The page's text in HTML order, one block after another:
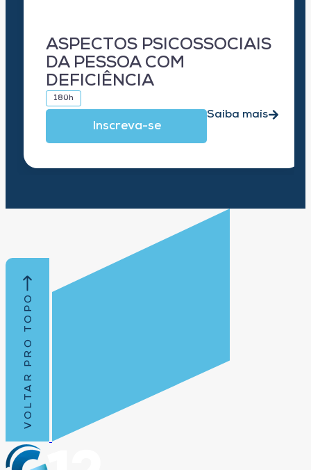
ASPECTOS PSICOSSOCIAIS
DA PESSOA COM
DEFICIÊNCIA
180h
Inscreva-se
Saiba mais
VOLTAR PRO TOPO